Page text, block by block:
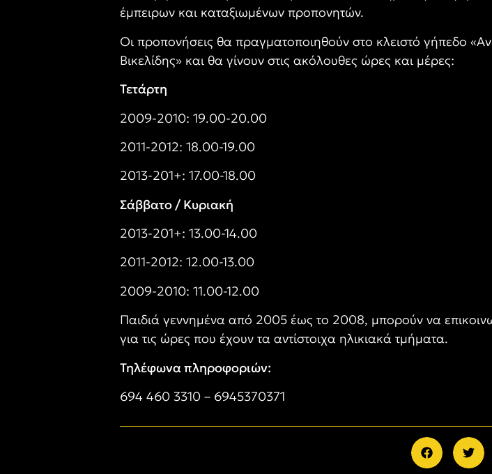
έμπειρων και καταξιωμένων προπονητών.
Οι προπονήσεις θα πραγματοποιηθούν στο κλειστό γήπεδο
Βικελίδης» και θα γίνουν στις ακόλουθες ώρες και μέρες:
Τετάρτη
2009-2010: 19.00-20.00
2011-2012: 18.00-19.00
2013-201+: 17.00-18.00
Σάββατο / Κυριακή
2013-201+: 13.00-14.00
2011-2012: 12.00-13.00
2009-2010: 11.00-12.00
Παιδιά γεννημένα από 2005 έως το 2008, μπορούν να
για τις ώρες που έχουν τα αντίστοιχα ηλικιακά τμήματα.
Τηλέφωνα πληροφοριών:
694 460 3310 – 6945370371